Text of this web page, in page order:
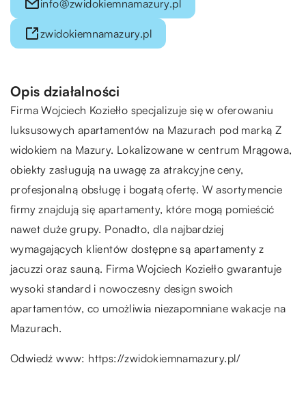
info@zwidokiemnamazury.pl
zwidokiemnamazury.pl
Opis działalności
Firma Wojciech Koziełło specjalizuje się w oferowaniu
luksusowych apartamentów na Mazurach pod marką Z
widokiem na Mazury. Lokalizowane w centrum Mrągowa,
obiekty zasługują na uwagę za atrakcyjne ceny,
profesjonalną obsługę i bogatą ofertę. W asortymencie
firmy znajdują się apartamenty, które mogą pomieścić
nawet duże grupy. Ponadto, dla najbardziej
wymagających klientów dostępne są apartamenty z
jacuzzi oraz sauną. Firma Wojciech Koziełło gwarantuje
wysoki standard i nowoczesny design swoich
apartamentów, co umożliwia niezapomniane wakacje na
Mazurach.
Odwiedź www: https://zwidokiemnamazury.pl/